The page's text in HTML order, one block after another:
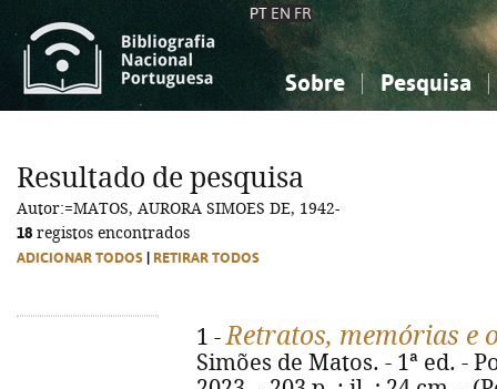
PT EN FR
Sobre Pesquisa
Ciências sociais...
Arte, desporto...
Ciências sociais...
Arte, desporto...
Resultado de pesquisa
Autor:=MATOS, AURORA SIMOES DE, 1942-
18 registos encontrados
ADICIONAR TODOS RETIRAR TODOS
1 -Retratos, memórias e
Simões de Matos. - 1ª ed. -